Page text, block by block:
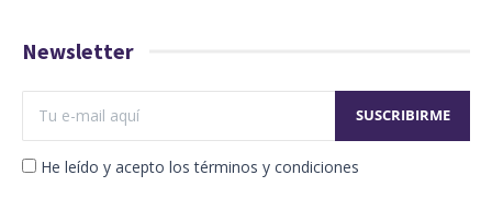
Newsletter
He leído y acepto los términos y condiciones